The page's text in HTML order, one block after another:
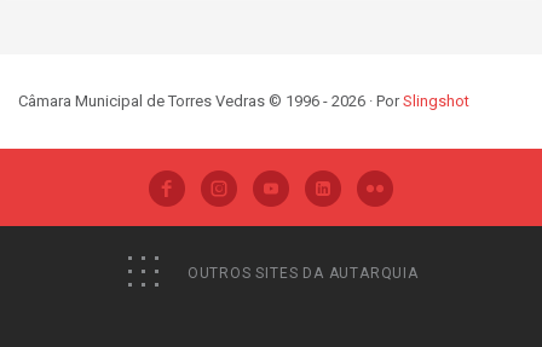
Câmara Municipal de Torres Vedras © 1996 - 2026 · PorSlingshot
OUTROS SITES DA AUTARQUIA